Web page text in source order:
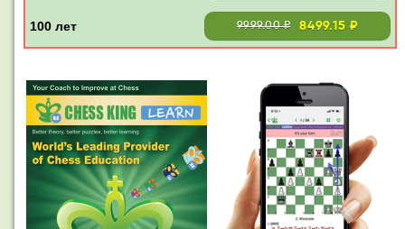
9999.00 ₽ 8499.15 ₽